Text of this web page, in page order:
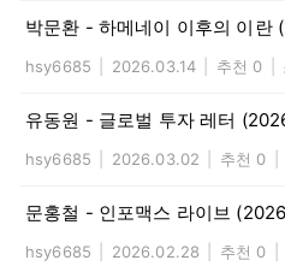
박문환 - 하메네이 이후의 이
hsy6685 2026.03.14 추천 0
유동원 - 글로벌 투자 레터
hsy6685 2026.03.02 추천 0
문홍철 - 인포맥스 라이브
hsy6685 2026.02.28 추천 0